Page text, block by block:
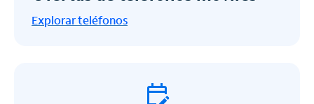
Explorar teléfonos